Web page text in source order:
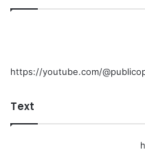
https://youtube.com/
Text